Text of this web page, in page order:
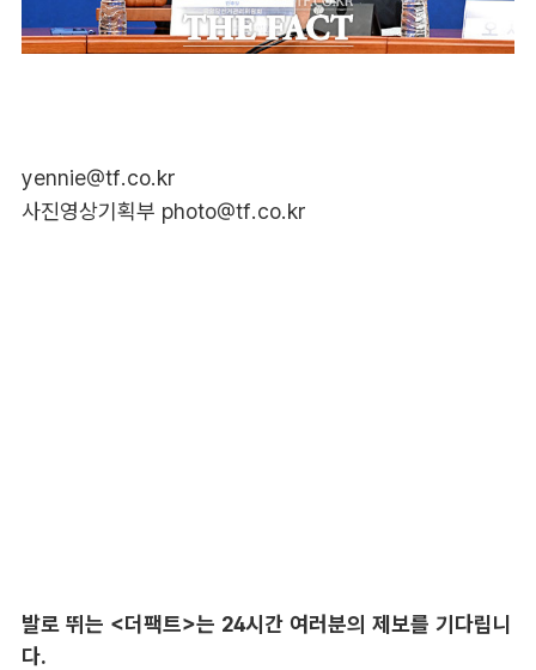
yennie@tf.co.kr
사진영상기획부 photo@tf.co.kr
발로 뛰는 <더팩트>는 24시간 여러분의 제보를 기다립니
다.